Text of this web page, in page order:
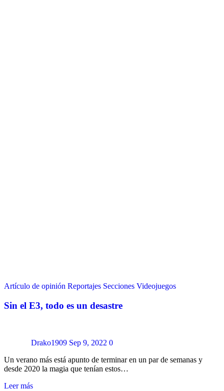
Artículo de opinión Reportajes Secciones Videojuegos
Sin el E3, todo es un desastre
Drako1909 Sep 9, 2022 0
Un verano más está apunto de terminar en un par de semanas y
desde 2020 la magia que tenían estos…
Leer más